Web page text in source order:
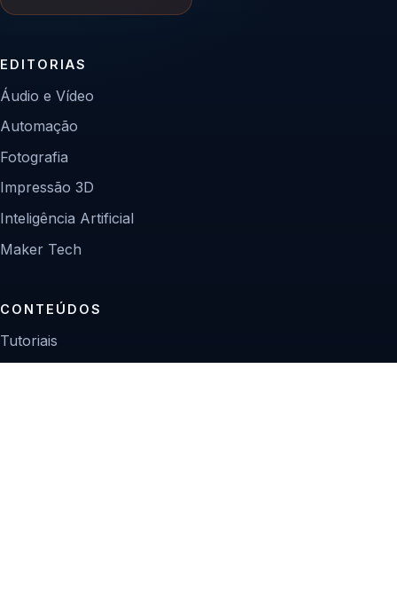
EDITORIAS
Áudio e Vídeo
Automação
Fotografia
Impressão 3D
Inteligência Artificial
Maker Tech
CONTEÚDOS
Tutoriais